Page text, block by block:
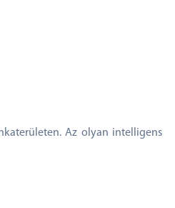
Az olyan intelligens